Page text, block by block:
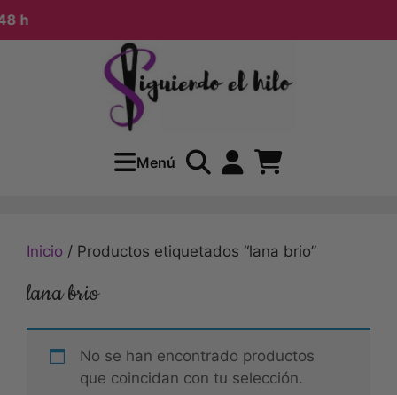
h
Menú
Inicio / Productos etiquetados “lana brio”
lana brio
No se han encontrado productos
que coincidan con tu selección.